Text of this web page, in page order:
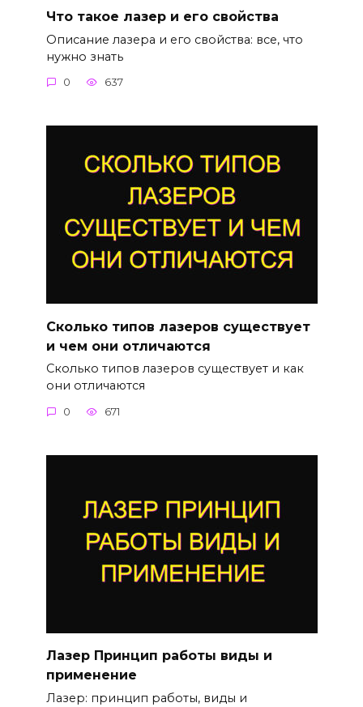
Что такое лазер и его свойства
Описание лазера и его свойства: все, что
нужно знать
0 637
Сколько типов лазеров существует
и чем они отличаются
Сколько типов лазеров существует и как
они отличаются
0 671
Лазер Принцип работы виды и
применение
Лазер: принцип работы, виды и